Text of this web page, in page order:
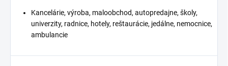
Kancelárie, výroba, maloobchod, autopredajne, školy,
univerzity, radnice, hotely, reštaurácie, jedálne, nemocnice,
ambulancie